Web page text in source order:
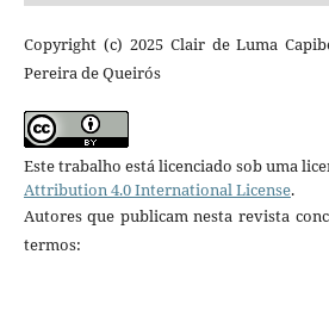
Copyright (c) 2025 Clair de Luma
Pereira de Queirós
Este trabalho está licenciado sob uma
Attribution 4.0 International License.
Autores que publicam nesta revista
termos: